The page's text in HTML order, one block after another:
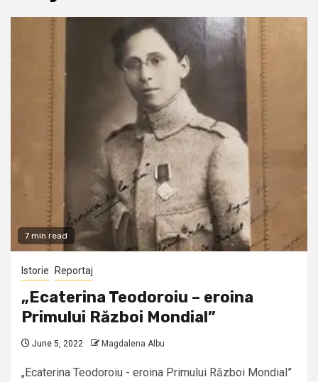
7 min read
Istorie Reportaj
„Ecaterina Teodoroiu – eroina
Primului Război Mondial”
June 5, 2022 Magdalena Albu
„Ecaterina Teodoroiu - eroina Primului Război Mondial”